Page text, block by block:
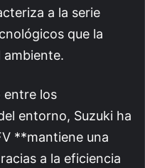
a la serie
que la
ambiente.
entre los
entorno, Suzuki ha
**mantiene una
a la eficiencia